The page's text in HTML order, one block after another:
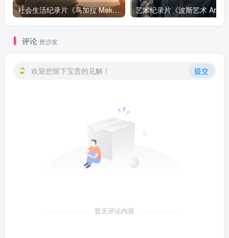
社会生活纪录片《马加拉 Makala》下载
评论 抢沙发
欢迎您留下宝贵的见解！ 提交
暂无评论内容